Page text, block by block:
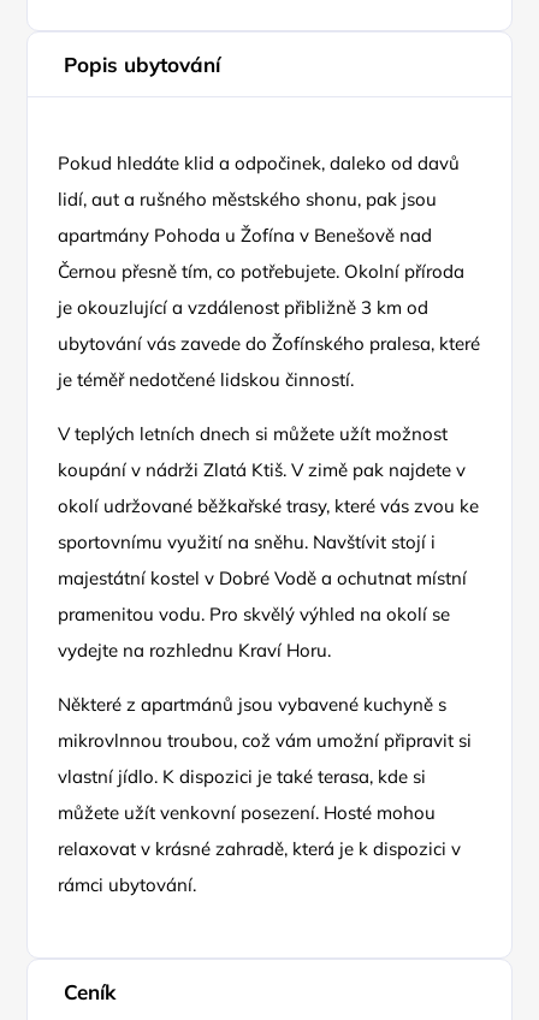
Popis ubytování
Pokud hledáte klid a odpočinek, daleko od davů
lidí, aut a rušného městského shonu, pak jsou
apartmány Pohoda u Žofína v Benešově nad
Černou přesně tím, co potřebujete. Okolní příroda
je okouzlující a vzdálenost přibližně 3 km od
ubytování vás zavede do Žofínského pralesa, které
je téměř nedotčené lidskou činností.
V teplých letních dnech si můžete užít možnost
koupání v nádrži Zlatá Ktiš. V zimě pak najdete v
okolí udržované běžkařské trasy, které vás zvou ke
sportovnímu využití na sněhu. Navštívit stojí i
majestátní kostel v Dobré Vodě a ochutnat místní
pramenitou vodu. Pro skvělý výhled na okolí se
vydejte na rozhlednu Kraví Horu.
Některé z apartmánů jsou vybavené kuchyně s
mikrovlnnou troubou, což vám umožní připravit si
vlastní jídlo. K dispozici je také terasa, kde si
můžete užít venkovní posezení. Hosté mohou
relaxovat v krásné zahradě, která je k dispozici v
rámci ubytování.
Ceník